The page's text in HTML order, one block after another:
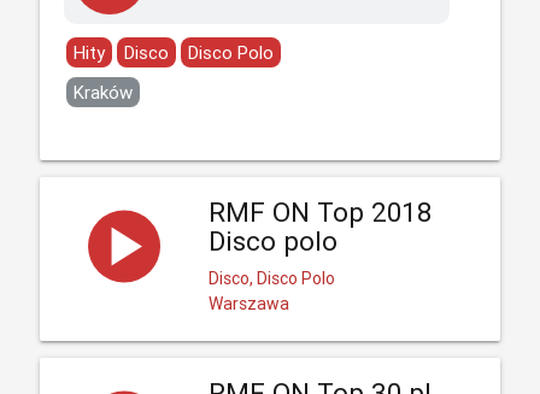
Hity Disco
Disco Polo
Kraków
RMF ON Top 2018
Disco polo
Disco, Disco Polo
Warszawa